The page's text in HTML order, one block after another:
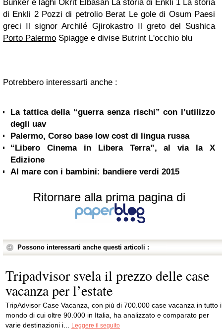
Bunker e laghi Okrit Elbasan La storia di Enkli 1 La storia
di Enkli 2 Pozzi di petrolio Berat Le gole di Osum Paesi
greci Il signor Archilé Gjirokastro Il greto del Sushica
Porto Palermo Spiagge e divise Butrint L'occhio blu
Potrebbero interessarti anche :
La tattica della “guerra senza rischi” con l’utilizzo
degli uav
Palermo, Corso base low cost di lingua russa
“Libero Cinema in Libera Terra”, al via la X
Edizione
Al mare con i bambini: bandiere verdi 2015
Ritornare alla prima pagina di
Possono interessarti anche questi articoli :
Tripadvisor svela il prezzo delle case
vacanza per l’estate
TripAdvisor Case Vacanza, con più di 700.000 case vacanza in tutto
mondo di cui oltre 90.000 in Italia, ha analizzato e comparato per
varie destinazioni i... Leggere il seguito